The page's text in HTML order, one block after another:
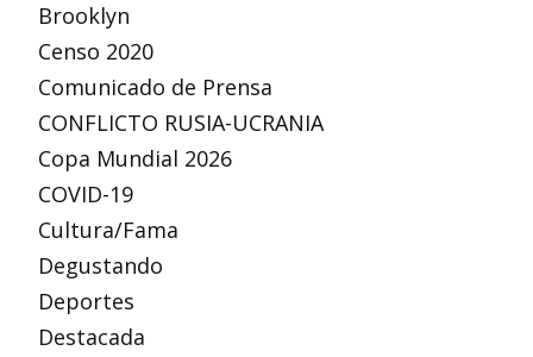
Brooklyn
Censo 2020
Comunicado de Prensa
CONFLICTO RUSIA-UCRANIA
Copa Mundial 2026
COVID-19
Cultura/Fama
Degustando
Deportes
Destacada